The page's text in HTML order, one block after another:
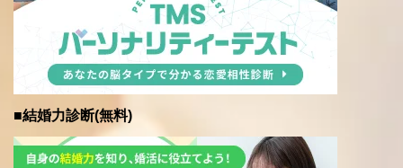
■結婚力診断(無料)